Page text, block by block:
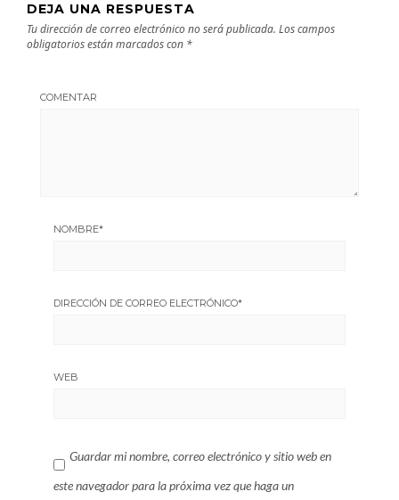
DEJA UNA RESPUESTA
Tu dirección de correo electrónico no será publicada. Los campos
obligatorios están marcados con *
COMENTAR
NOMBRE*
DIRECCIÓN DE CORREO ELECTRÓNICO*
WEB
Guardar mi nombre, correo electrónico y sitio web en
este navegador para la próxima vez que haga un